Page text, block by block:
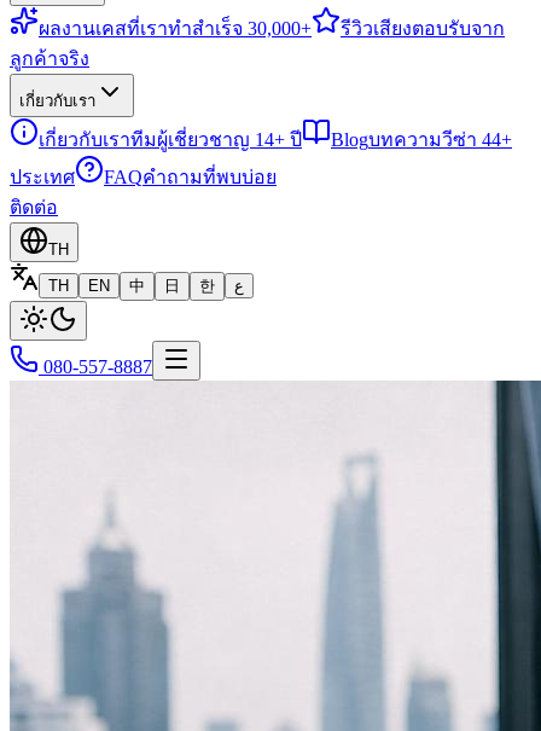
ผลงานเคสที่เราทำสำเร็จ 30,000+ รีวิวเสียงตอบรับจาก
ลูกค้าจริง
เกี่ยวกับเรา
เกี่ยวกับเราทีมผู้เชี่ยวชาญ 14+ ปี Blogบทความวีซ่า 44+
ประเทศ
FAQคำถามที่พบบ่อย
ติดต่อ
TH
TH
EN 中 日 한 ع
080-557-8887